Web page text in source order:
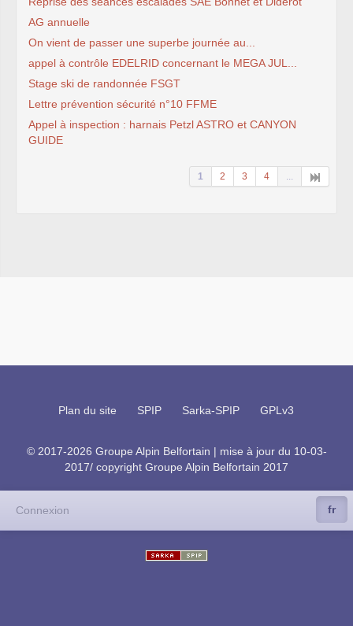
AG annuelle
On vient de passer une superbe journée au...
appel à contrôle EDELRID concernant le MEGA JUL...
Stage ski de randonnée FSGT
Lettre prévention sécurité n°10 FFME
Appel à inspection : harnais Petzl ASTRO et CANYON
GUIDE
1 2 3 4 ...
Plan du site SPIP Sarka-SPIP GPLv3
© 2017-2026 Groupe Alpin Belfortain | mise à jour du 10-03-
2017/ copyright Groupe Alpin Belfortain 2017
Connexion fr